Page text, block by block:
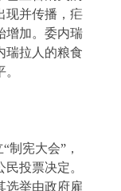
现并传播，疟
增加。委内瑞
瑞拉人的粮食
制宪大会”，
投票决定。
选举由政府雇